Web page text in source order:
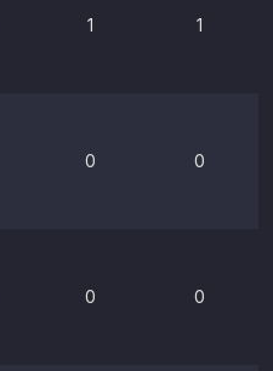
1 1
0 0
0 0